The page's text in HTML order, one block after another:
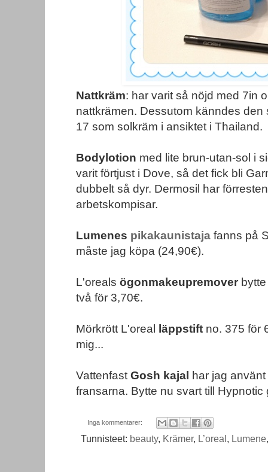
Nattkräm: har varit så nöjd med 7in
nattkrämen. Dessutom känndes
17 som solkräm i ansiktet i Thailand.
Bodylotion med lite brun-utan-sol i
varit förtjust i Dove, så det fick bli
dubbelt så dyr. Dermosil har
arbetskompisar.
Lumenes pikakaunistaja fanns på
måste jag köpa (24,90€).
L'oreals ögonmakeupremover
två för 3,70€.
Mörkrött L'oreal läppstift no. 375 för
mig...
Vattenfast Gosh kajal har jag
fransarna. Bytte nu svart till Hypnotic
Inga kommentarer:
Tunnisteet: beauty, Krämer, L’oreal , Lumene